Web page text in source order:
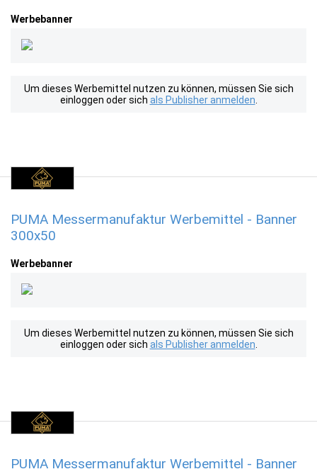
Werbebanner
Um dieses Werbemittel nutzen zu können, müssen Sie sich
einloggen oder sich als Publisher anmelden
PUMA Messermanufaktur Werbemittel - Banner
300x50
Werbebanner
Um dieses Werbemittel nutzen zu können, müssen Sie sich
einloggen oder sich als Publisher anmelden
PUMA Messermanufaktur Werbemittel - Banner